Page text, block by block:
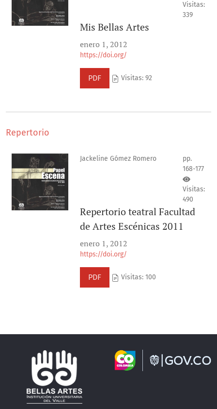
Visitas:
339
Mis Bellas Artes
enero 1, 2012
https://doi.org/
PDF Visitas: 92
Repertorio
Jackeline Gómez Romero
pp.
168-177
Visitas:
490
Repertorio teatral Facultad
de Artes Escénicas 2011
enero 1, 2012
https://doi.org/
PDF Visitas: 100